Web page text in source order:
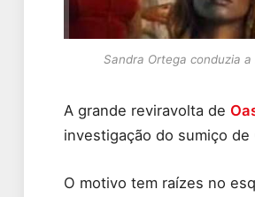
Sandra Ortega conduzia
A grande reviravolta de
investigação do sumiço
O motivo tem raízes no